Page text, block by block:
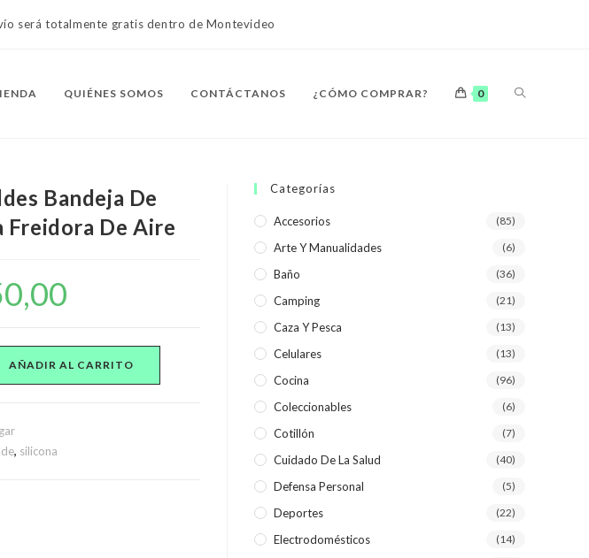
será totalmente gratis dentro de Montevideo
QUIÉNES SOMOS CONTÁCTANOS ¿CÓMO COMPRAR? 0 ALTERNAR
DE
LA
Bandeja De
Freidora De Aire
AÑADIR AL CARRITO
, silicona
Categorías
Accesorios (85)
Arte Y Manualidades (6)
Baño (36)
Camping (21)
Caza Y Pesca (13)
Celulares (13)
Cocina (96)
Coleccionables (6)
Cotillón (7)
Cuidado De La Salud (40)
Defensa Personal (5)
Deportes (22)
Electrodomésticos (14)